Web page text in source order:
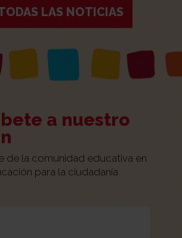
LAS NOTICIAS
a nuestro
de la comunidad educativa en
para la ciudadanía